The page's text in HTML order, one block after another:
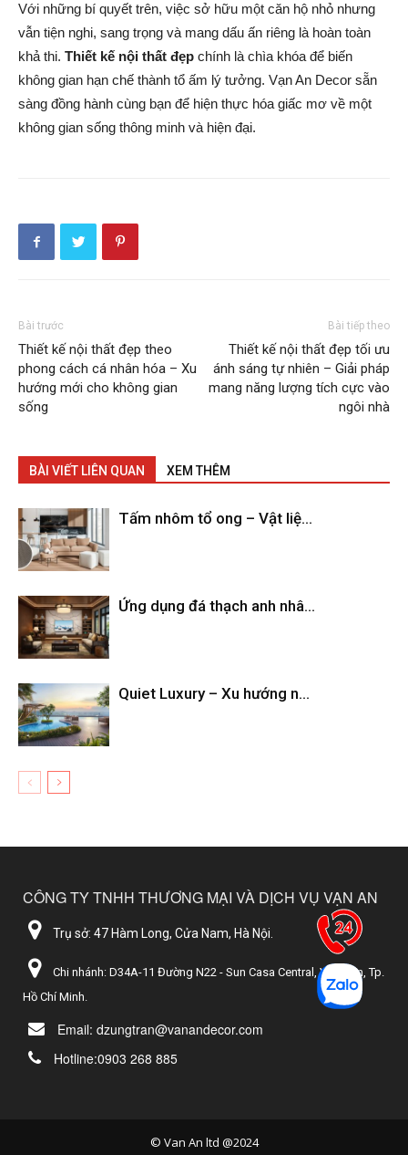
Với những bí quyết trên, việc sở hữu một căn hộ nhỏ nhưng
vẫn tiện nghi, sang trọng và mang dấu ấn riêng là hoàn toàn
khả thi.Thiết kế nội thất đẹp chính là chìa khóa để biến
không gian hạn chế thành tổ ấm lý tưởng. Vạn An Decor sẵn
sàng đồng hành cùng bạn để hiện thực hóa giấc mơ về một
không gian sống thông minh và hiện đại.
Bài trước
Thiết kế nội thất đẹp theo
phong cách cá nhân hóa – Xu
hướng mới cho không gian
sống
Bài tiếp theo
Thiết kế nội thất đẹp tối ưu
ánh sáng tự nhiên – Giải pháp
mang năng lượng tích cực vào
ngôi nhà
BÀI VIẾT LIÊN QUAN XEM THÊM
Tấm nhôm tổ ong – Vật liệ...
Ứng dụng đá thạch anh nhâ...
Quiet Luxury – Xu hướng n...
CÔNG TY TNHH THƯƠNG MẠI VÀ DỊCH VỤ VẠN AN
Trụ sở: 47 Hàm Long, Cửa Nam, Hà Nội.
Chi nhánh: D34A-11 Đường N22 - Sun Casa Central, Vĩnh Tân, Tp.
Hồ Chí Minh.
Email: dzungtran@vanandecor.com
Hotline:0903 268 885
© Van An ltd @2024